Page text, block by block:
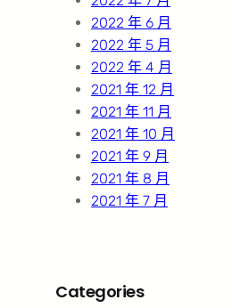
2022 年 6 月
2022 年 5 月
2022 年 4 月
2021 年 12 月
2021 年 11 月
2021 年 10 月
2021 年 9 月
2021 年 8 月
2021 年 7 月
Categories